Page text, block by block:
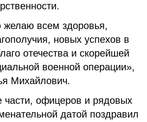
желаю всем здоровья,
новых успехов в
отечества и скорейшей
военной операции»,
Михайлович.
части, офицеров и рядовых
датой поздравил